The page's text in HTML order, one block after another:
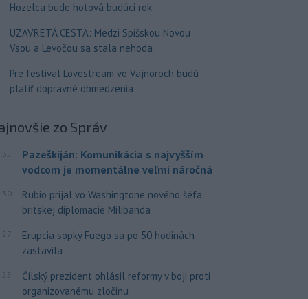
Hozelca bude hotová budúci rok
UZAVRETÁ CESTA: Medzi Spišskou Novou
Vsou a Levočou sa stala nehoda
Pre festival Lovestream vo Vajnoroch budú
platiť dopravné obmedzenia
zo Správ
Pazeškiján: Komunikácia s najvyšším
vodcom je momentálne veľmi náročná
Rubio prijal vo Washingtone nového šéfa
britskej diplomacie Milibanda
Erupcia sopky Fuego sa po 50 hodinách
zastavila
Čilský prezident ohlásil reformy v boji proti
organizovanému zločinu